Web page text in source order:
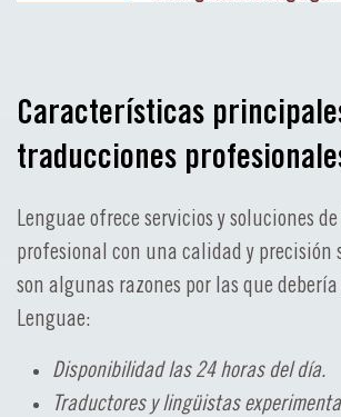
Características
traducciones
Lenguae ofrece servicios y soluciones
profesional con una calidad y precisión
son algunas razones por las que
Lenguae:
Disponibilidad las 24 horas del día.
Traductores y lingüistas